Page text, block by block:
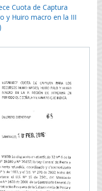
Cuota de Captura
y Huiro macro en la III